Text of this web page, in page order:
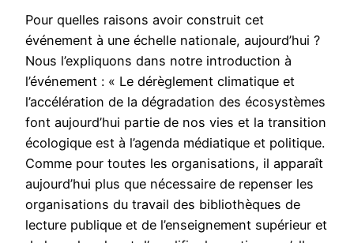
Pour quelles raisons avoir construit cet
événement à une échelle nationale, aujourd’hui ?
Nous l’expliquons dans notre introduction à
l’événement : « Le dérèglement climatique et
l’accélération de la dégradation des écosystèmes
font aujourd’hui partie de nos vies et la transition
écologique est à l’agenda médiatique et politique.
Comme pour toutes les organisations, il apparaît
aujourd’hui plus que nécessaire de repenser les
organisations du travail des bibliothèques de
lecture publique et de l’enseignement supérieur et